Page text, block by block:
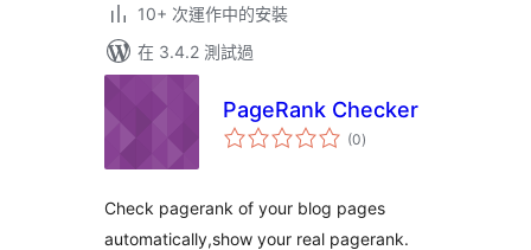
10+ 次運作中的安裝
在 3.4.2 測試過
PageRank Checker
(0總
評)
Check pagerank of your blog pages
automatically,show your real pagerank.